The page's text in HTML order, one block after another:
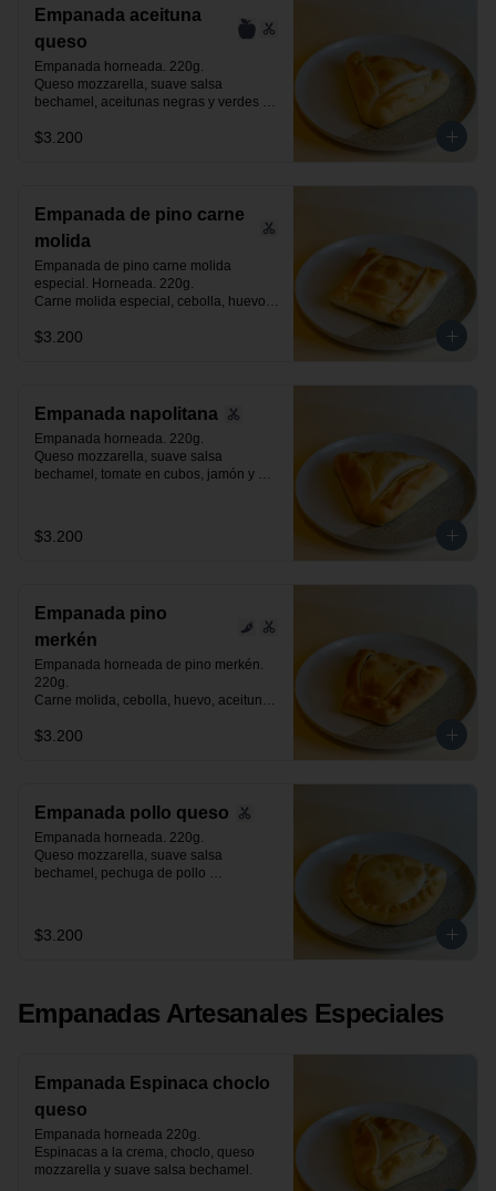
Empanada aceituna
queso
Empanada horneada. 220g.
Queso mozzarella, suave salsa
bechamel, aceitunas negras y verdes
$3.200
Empanada de pino carne
molida
Empanada de pino carne molida
especial. Horneada. 220g.
Carne molida especial, cebolla, huevo,
$3.200
Empanada napolitana
Empanada horneada. 220g.
Queso mozzarella, suave salsa
bechamel, tomate en cubos, jamón y
$3.200
Empanada pino
merkén
Empanada horneada de pino merkén.
220g.
Carne molida, cebolla, huevo, aceituna
ahumado y especias.
$3.200
Empanada pollo queso
Empanada horneada. 220g.
Queso mozzarella, suave salsa
bechamel, pechuga de pollo
$3.200
Empanadas Artesanales Especiales
Empanada Espinaca choclo
queso
Empanada horneada 220g.
Espinacas a la crema, choclo, queso
mozzarella y suave salsa bechamel.